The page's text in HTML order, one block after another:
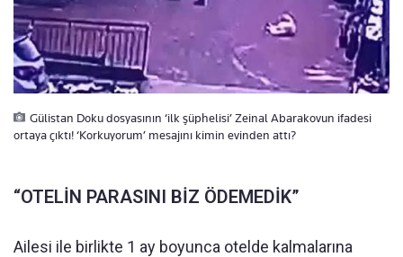
Gülistan Doku dosyasının ‘ilk şüphelisi’ Zeinal Abarakovun ifadesi
ortaya çıktı! ‘Korkuyorum’ mesajını kimin evinden attı?
“OTELİN PARASINI BİZ ÖDEMEDİK”
Ailesi ile birlikte 1 ay boyunca otelde kalmalarına